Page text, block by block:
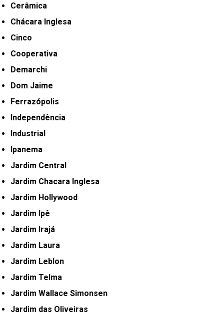
Cerâmica
Chácara Inglesa
Cinco
Cooperativa
Demarchi
Dom Jaime
Ferrazópolis
Independência
Industrial
Ipanema
Jardim Central
Jardim Chacara Inglesa
Jardim Hollywood
Jardim Ipê
Jardim Irajá
Jardim Laura
Jardim Leblon
Jardim Telma
Jardim Wallace Simonsen
Jardim das Oliveiras